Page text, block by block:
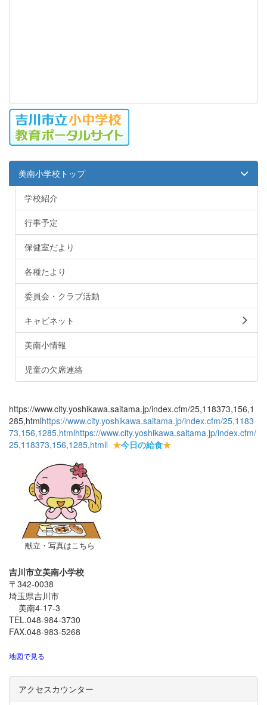
美南小学校トップ
学校紹介
行事予定
保健室だより
各種たより
委員会・クラブ活動
キャビネット
美南小情報
児童の欠席連絡
https://www.city.yoshikawa.saitama.jp/index.cfm/25,118373,156,1
285,htmlhttps://www.city.yoshikawa.saitama.jp/index.cfm/25,1183
73,156,1285,htmlhttps://www.city.yoshikawa.saitama.jp/index.cfm/
25,118373,156,1285,htmll ★今日の給食★
献立・写真はこちら
吉川市立美南小学校
〒342-0038
埼玉県吉川市
美南4-17-3
TEL.048-984-3730
FAX.048-983-5268
地図で見る
アクセスカウンター